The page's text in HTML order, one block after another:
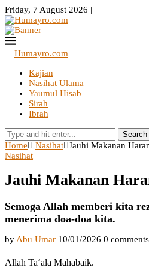
Friday, 7 August 2026 |
Kajian
Nasihat Ulama
Yaumul Hisab
Sirah
Ibrah
Search
Home Nasihat Jauhi Makanan
Nasihat
Jauhi Makanan
Semoga Allah memberi kita
menerima doa-doa kita.
by Abu Umar 10/01/2026 0 comments
Allah Ta‘ala Mahabaik.